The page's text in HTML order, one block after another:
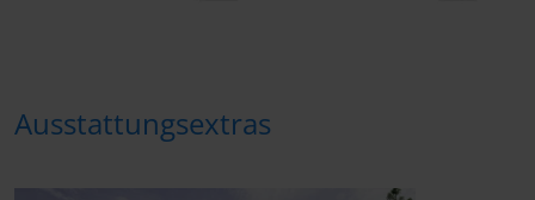
Ausstattungsextras